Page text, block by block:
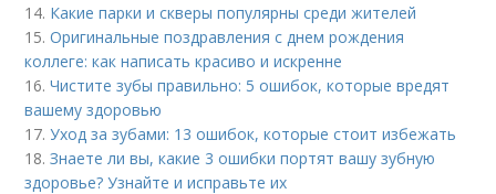
14. Какие парки и скверы популярны среди жителей
15.Оригинальные поздравления с днем рождения
коллеге: как написать красиво и искренне
16.Чистите зубы правильно: 5 ошибок, которые вредят
вашему здоровью
17.Уход за зубами: 13 ошибок, которые стоит избежать
18.Знаете ли вы, какие 3 ошибки портят вашу зубную
здоровье? Узнайте и исправьте их